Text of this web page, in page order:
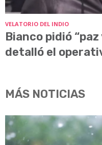
VELATORIO DEL INDIO
Bianco pidió
detalló el
MÁS NOTICIAS